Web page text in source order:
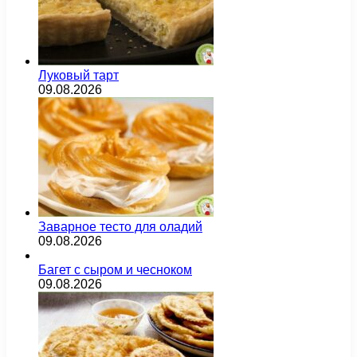
Луковый тарт
09.08.2026
Заварное тесто для оладий
09.08.2026
Багет с сыром и чесноком
09.08.2026